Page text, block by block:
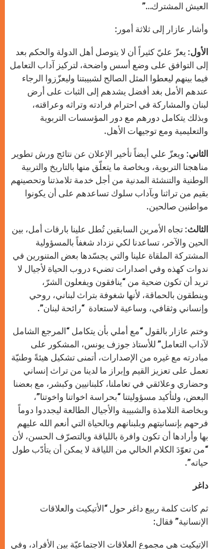
العيش المشترك…”
وأشار عازار إلى ثلاثة أمور:
الأول: يعزّ عليّ كثيراً أن لا يتوصل أهل الدولة والحكم بعد
إلى التوافق على وضع أسس واضحة، لتركيز آداب التعامل
فيما بينهم ليعطوا المثل الصالح لشبيبتنا وليعزّزوا الرجاء
عندهم الأمل بغد أفضل يشدهم إلى الثبات على أرض
لبنان والمشاركة في احترام فرادته وتراثه وعراقته،
وبذلك يتكامل دورهم مع دور المؤسسات التربوية
والتعليمية ومع توجيهات الأهل.
الثاني: ويعزّ علي أيضاً تأخير الإعلان عن نتائج ورش تطوير
مناهجنا التربوية، وبخاصة ما يتعلّق منها بالتاريخ والتربية
الوطنية والتنشئة المدنية من أجل خدمة تلامذتنا وتحصينهم
بقيم من تراثنا وبآداب سلوك تساعدهم على أن يكونوا
مواطنين صالحين.
الثالث: تجاه الأمرين السابقين تُطل علينا بارقات أمل، بين
الحين والآخر، تساعدنا لكي نزداد شغفاً بالمسؤولية
المشتركة الملقاة علينا والتي يجسّدها بعض المتنورين في
ندوات كهذه وفي اصدارات تضيء دروب الحياة لأجيال لا
تريد أن تكون ضحية من “ينافقون ويفعلون الشرّ،
وينطقون بالحماقة، لأنها شغوفة بتراث لبناني، روحي
وإنساني وثقافي، وساعية لاستعادة “رائحة لبنان”.
وختم عازار بالقول “مع أملي بأن يتكامل “المرجع الشامل
لآداب التعامل” للأستاذ جوزف يونس، المشكور على
مبادرته مع غيره من الإصدارات، أتمنى تشكيل هيئةً وطنيّة
تعمل على تعزيز القيم وإبراز ما لدينا من تراث إنساني
وحضاري وعلائقي في تعاملنا، كلبنانيين وكبشر، مع بعضنا
البعض، ولتأكيد مسؤوليتنا “بحراسة اخواتنا واخوتنا”،
وبخاصة التلامذة والشبيبة والأجيال الطالعة ليجددوا دوماً
فرحهم بإنسانيتهم وبلبنانهم وبالحياة التي أنعم الله عليهم
بها وأرادها أن تكون وافرة باللياقة وبالتصرّف الحسن، لأن
“من تعوّدَ الكلام الخالي من اللياقة لا يمكن أن يتأدّب طول
حياته”.
داغر
ثم كانت كلمة ربيع داغر حول “الأتيكيت والعلاقات
الإنسانية” فقال:
الإتيكيت هي مجموع العلاقات الاجتماعيّة بين الأفراد، وفي